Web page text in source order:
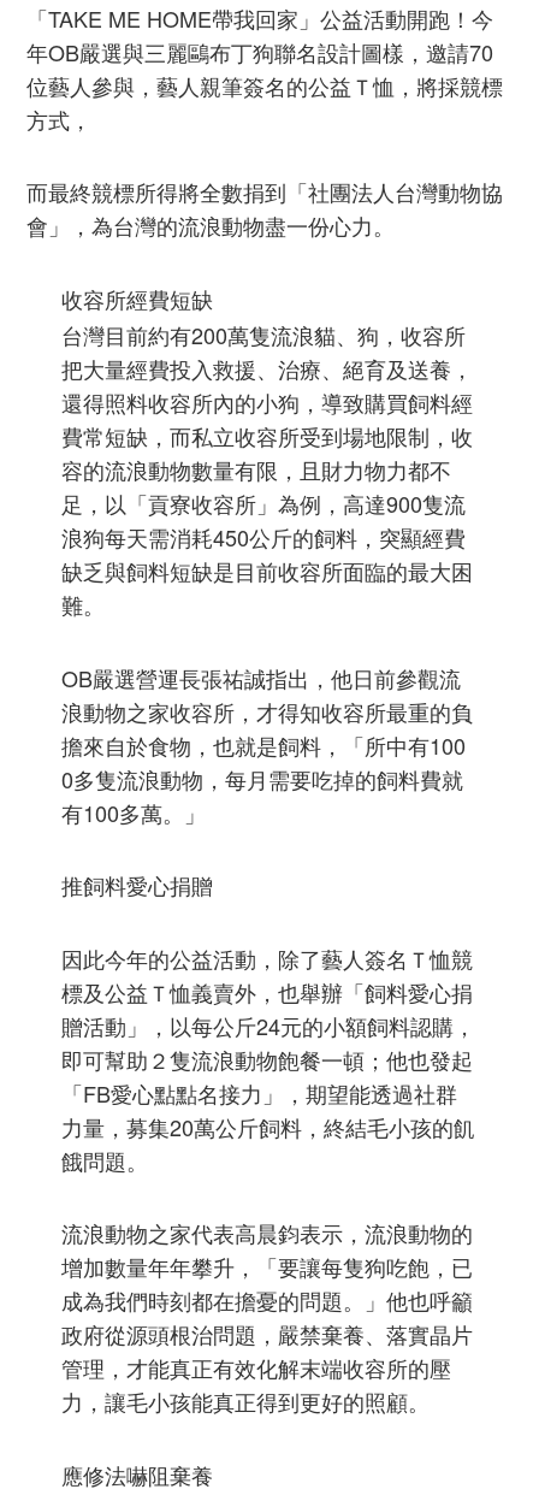
「TAKE ME HOME帶我回家」公益活動開跑！今
年OB嚴選與三麗鷗布丁狗聯名設計圖樣，邀請70
位藝人參與，藝人親筆簽名的公益Ｔ恤，將採競標
方式，
而最終競標所得將全數捐到「社團法人台灣動物協
會」，為台灣的流浪動物盡一份心力。
收容所經費短缺
台灣目前約有200萬隻流浪貓、狗，收容所
把大量經費投入救援、治療、絕育及送養，
還得照料收容所內的小狗，導致購買飼料經
費常短缺，而私立收容所受到場地限制，收
容的流浪動物數量有限，且財力物力都不
足，以「貢寮收容所」為例，高達900隻流
浪狗每天需消耗450公斤的飼料，突顯經費
缺乏與飼料短缺是目前收容所面臨的最大困
難。
OB嚴選營運長張祐誠指出，他日前參觀流
浪動物之家收容所，才得知收容所最重的負
擔來自於食物，也就是飼料，「所中有100
0多隻流浪動物，每月需要吃掉的飼料費就
有100多萬。」
推飼料愛心捐贈
因此今年的公益活動，除了藝人簽名Ｔ恤競
標及公益Ｔ恤義賣外，也舉辦「飼料愛心捐
贈活動」，以每公斤24元的小額飼料認購，
即可幫助２隻流浪動物飽餐一頓；他也發起
「FB愛心點點名接力」，期望能透過社群
力量，募集20萬公斤飼料，終結毛小孩的飢
餓問題。
流浪動物之家代表高晨鈞表示，流浪動物的
增加數量年年攀升，「要讓每隻狗吃飽，已
成為我們時刻都在擔憂的問題。」他也呼籲
政府從源頭根治問題，嚴禁棄養、落實晶片
管理，才能真正有效化解末端收容所的壓
力，讓毛小孩能真正得到更好的照顧。
應修法嚇阻棄養